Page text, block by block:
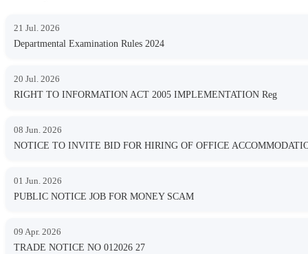
21 Jul. 2026
Departmental Examination Rules 2024
20 Jul. 2026
RIGHT TO INFORMATION ACT 2005 IMPLEMENTATION Reg
08 Jun. 2026
NOTICE TO INVITE BID FOR HIRING OF OFFICE
01 Jun. 2026
PUBLIC NOTICE JOB FOR MONEY SCAM
09 Apr. 2026
TRADE NOTICE NO 012026 27